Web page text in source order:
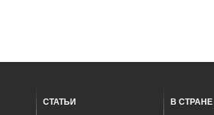
СТАТЬИ В СТРАНЕ